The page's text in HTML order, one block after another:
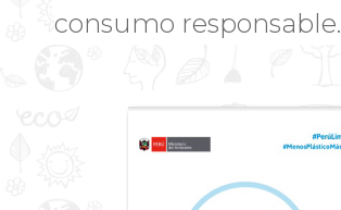
consumo responsable.